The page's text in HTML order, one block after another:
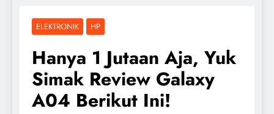
ELEKTRONIK HP
Hanya 1 Jutaan Aja, Yuk
Simak Review Galaxy
A04 Berikut Ini!